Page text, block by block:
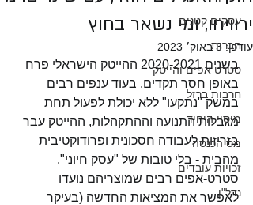
עסקים קטנים
חברות
סטרט אפים והייטק
חרבות ברזל
מיסוי היחיד
מס הכנסה
זכויות עובדים
נדל"ן
ירוויחו, ומי נשאר בחוץ
עודכן:3 באוק׳ 2023
בשנים 2020-2021 ההייטק הישראלי פרח
באופן חסר תקדים. בעוד ענפים רבים
במשק "נתקעו" ללא יכולת לפעול תחת
מגבלות התנועה וההתקהלות, ההייטק עבר
בזריזות לעבודה חסכונית ופרודוקטיבית
מהבית - בלי טובות של "עסק חיוני".
סטרט-אפים רבים שמוצריהם נועדו
לאפשר את המציאות החדשה (בעיקר